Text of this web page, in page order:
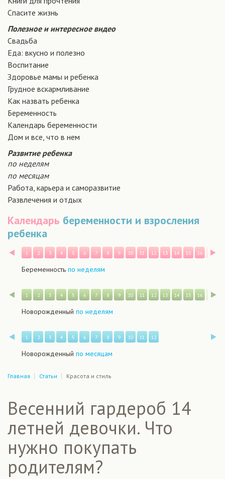
Спасите жизнь
Полезное и интересное видео
Свадьба
Еда: вкусно и полезно
Воспитание
Здоровье мамы и ребенка
Грудное вскармливание
Как назвать ребенка
Беременность
Календарь беременности
Дом и все, что в нем
Развитие ребенка
по неделям
по месяцам
Работа, карьера и саморазвитие
Развлечения и отдых
Календарь беременности и взросления
ребенка
Назад
1 2 3 4 5 6 7 8 9 10 11 12 13 14 15 16 17
Беременность по неделям
Назад
1 2 3 4 5 6 7 8 9 10 11 12 13 14 15 16 17
Новорожденный по неделям
Назад
1 2 3 4 5 6 7 8 9 10 11 12
Новорожденный по месяцам
Главная Статьи Красота и стиль
Весенний гардероб 14
летней девочки. Что
нужно покупать
родителям?